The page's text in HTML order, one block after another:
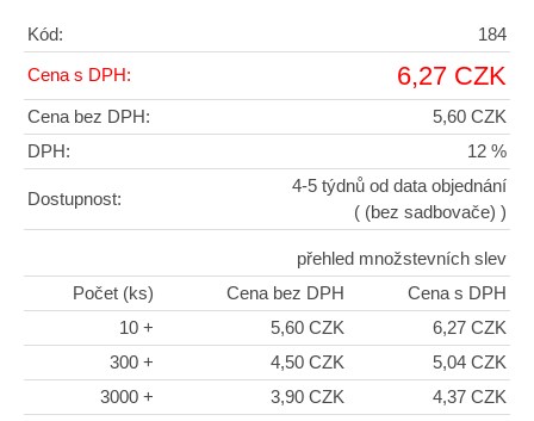
Kód: 184
Cena s DPH: 6,27 CZK
Cena bez DPH:
5,60 CZK
DPH:
12 %
Dostupnost:
4-5 týdnů od data objednání
( (bez sadbovače) )
přehled množstevních slev
Počet (ks)
Cena bez DPH
Cena s DPH
10 +
5,60 CZK
6,27 CZK
300 +
4,50 CZK
5,04 CZK
3000 +
3,90 CZK 4,37 CZK